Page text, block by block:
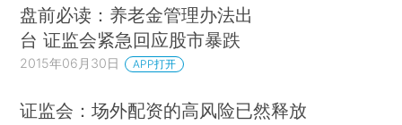
盘前必读：养老金管理办法出
台 证监会紧急回应股市暴跌
2015年06月30日 APP打开
证监会：场外配资的高风险已然释放